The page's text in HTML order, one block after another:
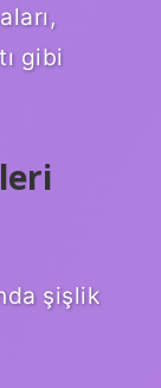
gibi
şişlik